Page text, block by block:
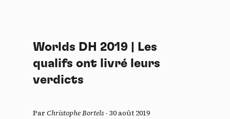
Worlds DH 2019 | Les
qualifs ont livré leurs
verdicts
ParChristophe Bortels- 30 août 2019